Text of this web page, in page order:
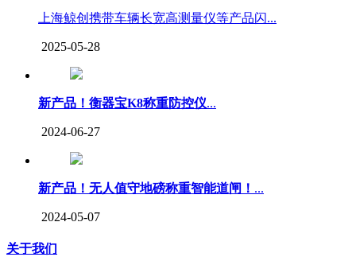
上海鲸创携带车辆长宽高测量仪等产品闪...
2025-05-28
新产品！衡器宝K8称重防控仪...
2024-06-27
新产品！无人值守地磅称重智能道闸！ ...
2024-05-07
关于我们